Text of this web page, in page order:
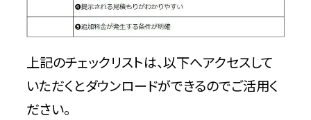
上記のチェックリストは、以下へアクセスして
いただくとダウンロードができるのでご活用く
ださい。